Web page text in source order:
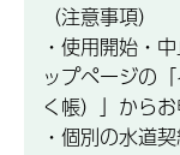
（注意事項）
・使用開始・
ップページの
く帳）」から
・個別の水道